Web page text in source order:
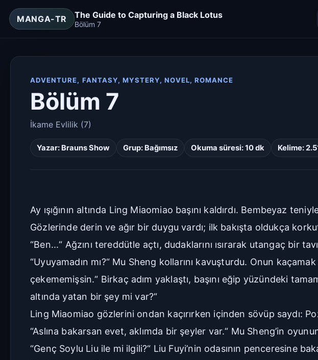
MANGA-TR The Guide to Capturing a Black Lotus
Bölüm 7
ADVENTURE, FANTASY, MYSTERY, NOVEL, ROMANCE
Bölüm 7
İkame Evlilik (7)
Yazar: Brauns Show Grup: Bağımsız Okuma süresi: 10 dk Kelime:
Ay ışığının altında Ling Miaomiao başını kaldırdı. Bembeyaz
Gözlerinde derin ve ağır bir duygu vardı; ilk bakışta oldukça
“Ben...“ Ağzını tereddütle açtı, dudaklarını ısırarak utangaç bir
“Uyuyamadın mı?“ Mu Sheng kollarını kavuşturdu. Onun
çekememişsin.“ Birkaç adım yaklaştı, başını eğip yüzündeki
altında yatan bir şey mi var?“
Ling Miaomiao gözlerini ondan kaçırırken içinden sövüp saydı:
“Aslına bakarsan evet, aklımda bir şeyler var.“ Mu Sheng’in
“Genç Soylu Liu ile mi ilgili?“ Liu Fuyi’nin odasının penceresine